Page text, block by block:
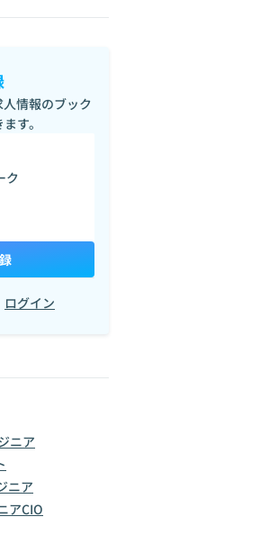
情報のブック
す。
ク
ログイン
ニア
ニア
アCIO